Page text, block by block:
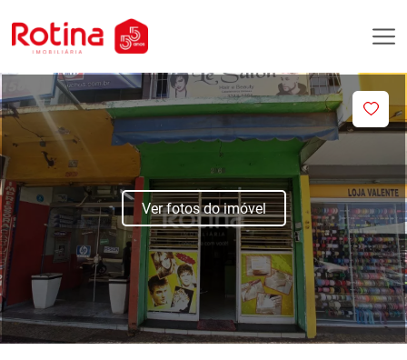
Ver fotos do imóvel